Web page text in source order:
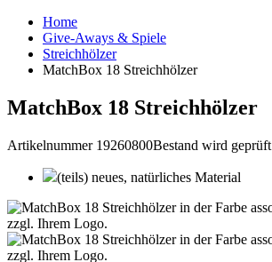
Home
Give-Aways & Spiele
Streichhölzer
MatchBox 18 Streichhölzer
MatchBox 18 Streichhölzer
Artikelnummer 19260800Bestand wird geprüft
(teils) neues, natürliches Material